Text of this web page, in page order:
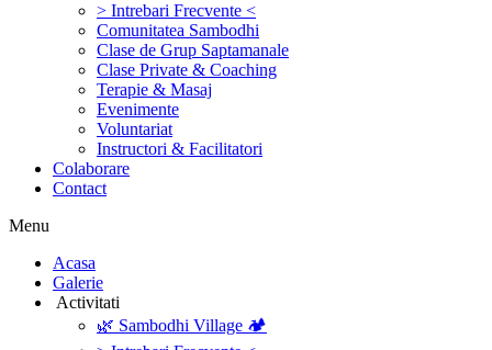
> Intrebari Frecvente <
Comunitatea Sambodhi
Clase de Grup Saptamanale
Clase Private & Coaching
Terapie & Masaj
‎Evenimente
Voluntariat
‏‏‎Instructori & Facilitatori
Colaborare
Contact
Menu
‎Acasa
Galerie
‎ ‎Activitati‎
🌿 Sambodhi Village 🏕️